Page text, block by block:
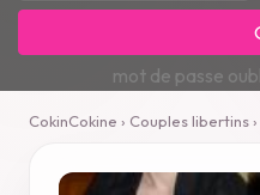
mot de passe
CokinCokine › Couples libertins›